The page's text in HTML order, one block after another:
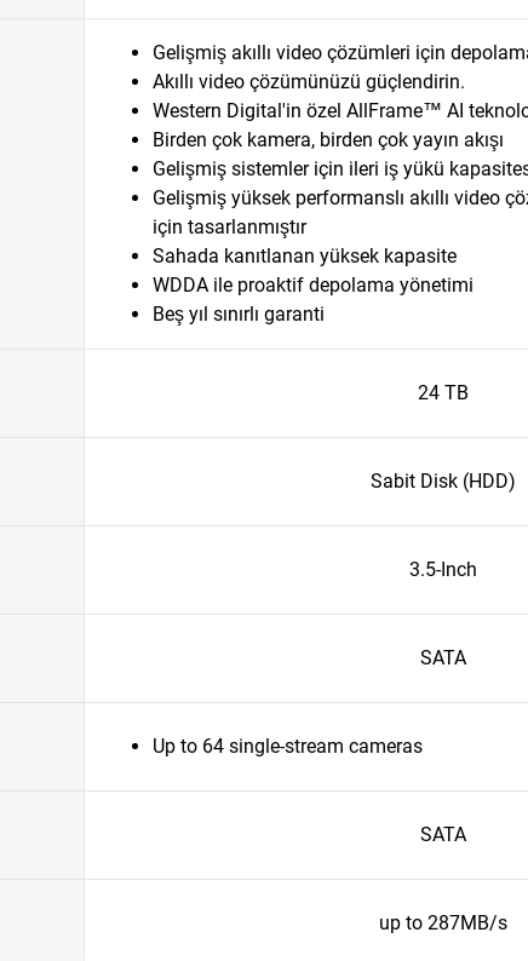
Gelişmiş akıllı video çözümleri için
Akıllı video çözümünüzü güçlendirin.
Western Digital'in özel AllFrame™ AI
Birden çok kamera, birden çok yayın akışı
Gelişmiş sistemler için ileri iş yükü
Gelişmiş yüksek performanslı akıllı video
için tasarlanmıştır
Sahada kanıtlanan yüksek kapasite
WDDA ile proaktif depolama yönetimi
Beş yıl sınırlı garanti
24 TB
Sabit Disk (HDD)
3.5-Inch
SATA
Up to 64 single-stream cameras
SATA
up to 287MB/s